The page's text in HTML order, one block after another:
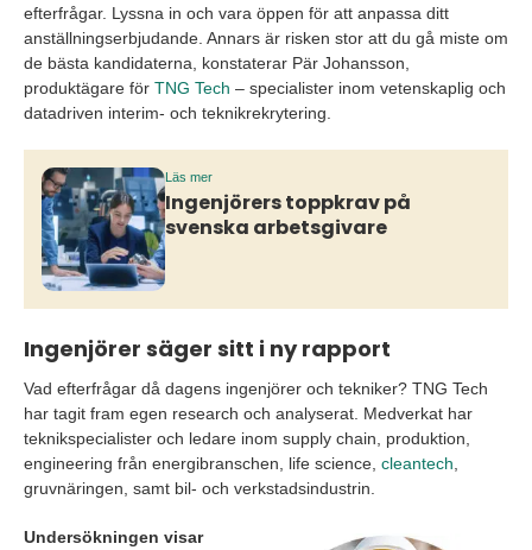
efterfrågar. Lyssna in och vara öppen för att anpassa ditt
anställningserbjudande. Annars är risken stor att du gå miste om
de bästa kandidaterna, konstaterar Pär Johansson,
produktägare för TNG Tech – specialister inom vetenskaplig och
datadriven interim- och teknikrekrytering.
Läs mer
Ingenjörers toppkrav på
svenska arbetsgivare
Ingenjörer säger sitt i ny rapport
Vad efterfrågar då dagens ingenjörer och tekniker? TNG Tech
har tagit fram egen research och analyserat. Medverkat har
teknikspecialister och ledare inom supply chain, produktion,
engineering från energibranschen, life science, cleantech
gruvnäringen, samt bil- och verkstadsindustrin.
Undersökningen visar